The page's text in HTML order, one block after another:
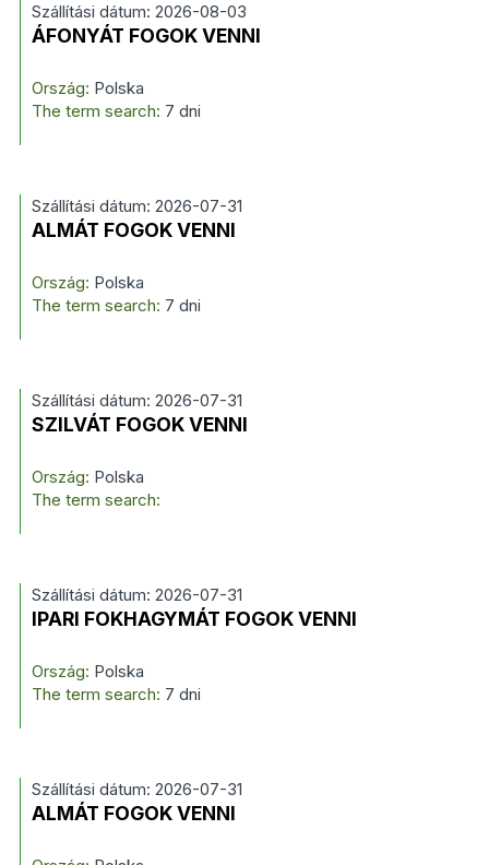
Szállítási dátum: 2026-08-03
ÁFONYÁT FOGOK VENNI
Ország: Polska
The term search: 7 dni
Szállítási dátum: 2026-07-31
ALMÁT FOGOK VENNI
Ország: Polska
The term search: 7 dni
Szállítási dátum: 2026-07-31
SZILVÁT FOGOK VENNI
Ország: Polska
The term search:
Szállítási dátum: 2026-07-31
IPARI FOKHAGYMÁT FOGOK VENNI
Ország: Polska
The term search: 7 dni
Szállítási dátum: 2026-07-31
ALMÁT FOGOK VENNI